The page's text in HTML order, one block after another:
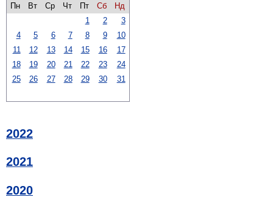
Пн
Вт Ср Чт Пт Сб
Нд
1
2
3
4
5 6 7 8 9
10
11
12 13 14 15 16
17
18
19 20 21 22 23
24
25
26 27 28 29 30 31
2022
2021
2020